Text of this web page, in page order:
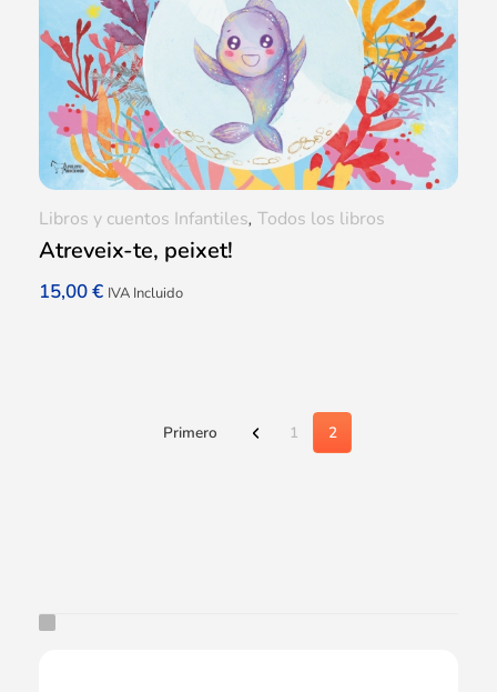
Atreveix-te, peixet!
15,00€ IVA Incluido
Libros y cuentos Infantiles, Todos los libros
Primero 1 2